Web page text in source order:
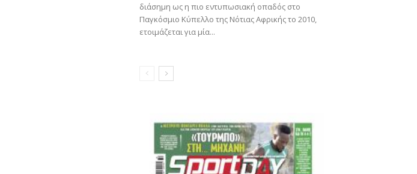
διάσημη ως η πιο εντυπωσιακή οπαδός στο
Παγκόσμιο Κύπελλο της Νότιας Αφρικής το 2010,
ετοιμάζεται για μία...